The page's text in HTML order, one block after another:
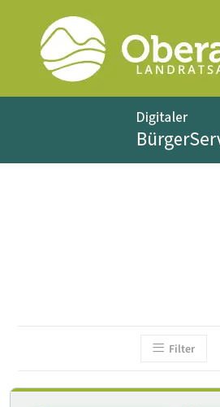
Filter